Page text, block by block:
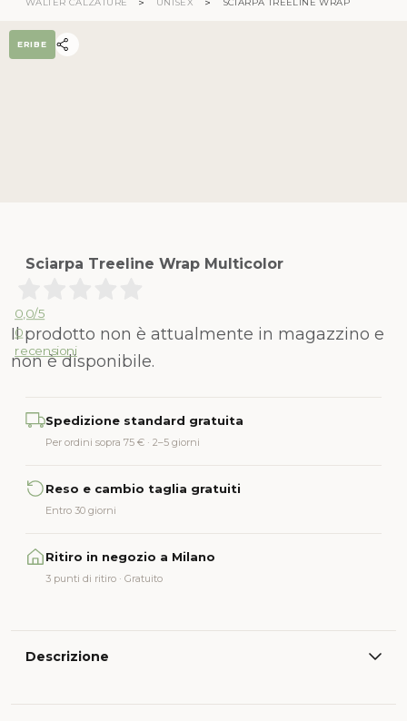
ERIBE
Sciarpa Treeline Wrap Multicolor
0,0/5
0
recensioni
Il prodotto non è attualmente in magazzino e
non è disponibile.
Spedizione standard gratuita
Per ordini sopra 75 € · 2–5 giorni
Reso e cambio taglia gratuiti
Entro 30 giorni
Ritiro in negozio a Milano
3 punti di ritiro · Gratuito
Descrizione